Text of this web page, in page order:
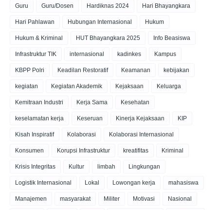
Guru Guru/Dosen Hardiknas 2024 Hari Bhayangkara
Hari Pahlawan Hubungan Internasional Hukum
Hukum & Kriminal HUT Bhayangkara 2025 Info Beasiswa
Infrastruktur TIK internasional kadinkes Kampus
KBPP Polri Keadilan Restoratif Keamanan kebijakan
kegiatan Kegiatan Akademik Kejaksaan Keluarga
Kemitraan Industri Kerja Sama Kesehatan
keselamatan kerja Keseruan Kinerja Kejaksaan KIP
Kisah Inspiratif Kolaborasi Kolaborasi Internasional
Konsumen Korupsi Infrastruktur kreatifitas Kriminal
Krisis Integritas Kultur limbah Lingkungan
Logistik Internasional Lokal Lowongan kerja mahasiswa
Manajemen masyarakat Militer Motivasi Nasional